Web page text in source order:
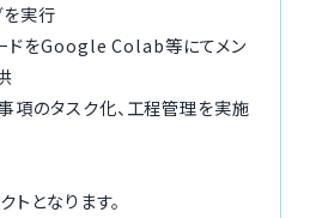
ログイン
を実行
ドをGoogle Colab等にてメン
項のタスク化、工程管理を実施
となります。